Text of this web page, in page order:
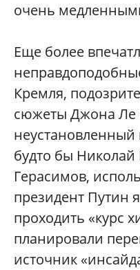
очень
Еще более
Кремля,
сюжеты Джона Ле
неустановленный
будто бы
Герасимов,
президент Путин
проходить «курс
планировали
источник